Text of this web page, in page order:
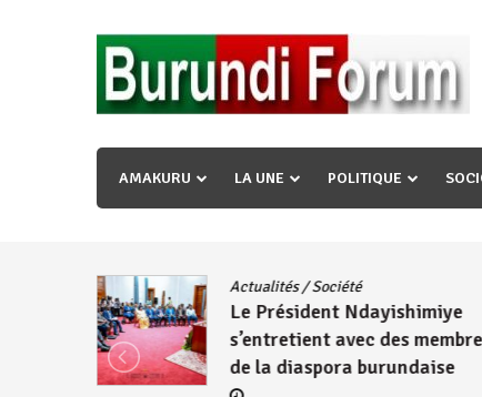
« Ingorane si ugupfa , ingorane ni ugupfa nabi
uzopfire neza umuryango n’igihugu cakwibarutse ?
AMAKURU LA UNE POLITIQUE
Actualités/Société
Le Président Ndayishimiye
s’entretient avec des
de la diaspora burundaise